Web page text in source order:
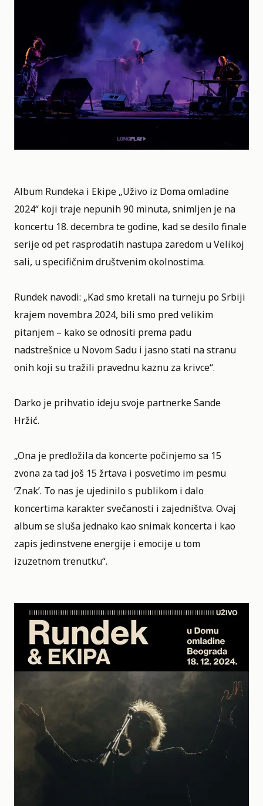
Album Rundeka i Ekipe „Uživo iz Doma omladine
2024“ koji traje nepunih 90 minuta, snimljen je na
koncertu 18. decembra te godine, kad se desilo finale
serije od pet rasprodatih nastupa zaredom u Velikoj
sali, u specifičnim društvenim okolnostima.
Rundek navodi: „Kad smo kretali na turneju po Srbiji
krajem novembra 2024, bili smo pred velikim
pitanjem – kako se odnositi prema padu
nadstrešnice u Novom Sadu i jasno stati na stranu
onih koji su tražili pravednu kaznu za krivce“.
Darko je prihvatio ideju svoje partnerke Sande
Hržić.
„Ona je predložila da koncerte počinjemo sa 15
zvona za tad još 15 žrtava i posvetimo im pesmu
‘Znak’. To nas je ujedinilo s publikom i dalo
koncertima karakter svečanosti i zajedništva. Ovaj
album se sluša jednako kao snimak koncerta i kao
zapis jedinstvene energije i emocije u tom
izuzetnom trenutku“.